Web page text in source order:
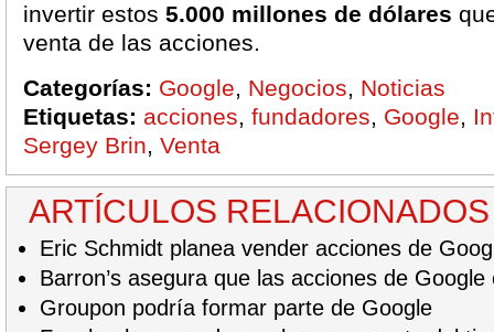
invertir estos 5.000 millones de dólares
venta de las acciones.
Categorías: Google, Negocios, Noticias
Etiquetas: acciones, fundadores, Google,
Sergey Brin, Venta
ARTÍCULOS RELACIONADOS
Eric Schmidt planea vender acciones de
Barron’s asegura que las acciones de
Groupon podría formar parte de Google